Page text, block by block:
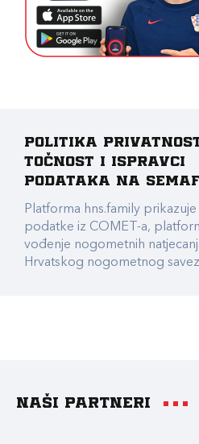
Politika
točnost i ispravci
podataka na
Platforma hns.family
podatke iz COMET-a,
vođenje nogometnih
Hrvatskog nogometnog
Naši partneri